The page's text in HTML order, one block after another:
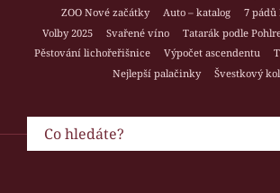
ZOO Nové začátky
Auto – katalog
7 pádů
Volby 2025
Svařené víno Tatarák podle
Pěstování lichořeřišnice
Výpočet ascendentu
Nejlepší palačinky
Švestkový